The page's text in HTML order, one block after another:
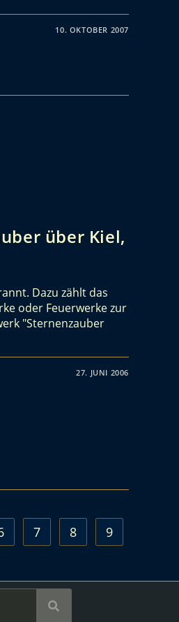
10. OKTOBER 2007
über Kiel,
Dazu zählt das
oder Feuerwerke zur
"Sternenzauber
27. JUNI 2006
7 8 9